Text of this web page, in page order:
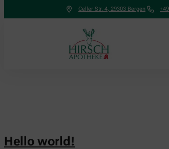
Celler Str. 4, 29303 Bergen
Hello world!